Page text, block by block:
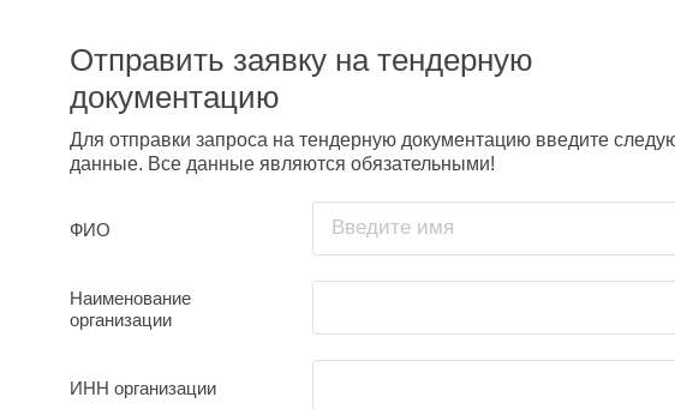
Отправить заявку на тендерную
документацию
Для отправки запроса на тендерную документацию введите
данные. Все данные являются обязательными!
ФИО Введите имя
Наименование
организации
ИНН организации